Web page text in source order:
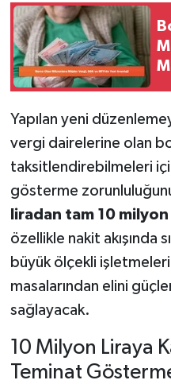
Yapılan yeni
vergi dairelerine olan
taksitlendirebilmeleri
gösterme
liradan tam 10
özellikle nakit akışında
büyük ölçekli
masalarından elini
sağlayacak.
10 Milyon Liraya
Teminat